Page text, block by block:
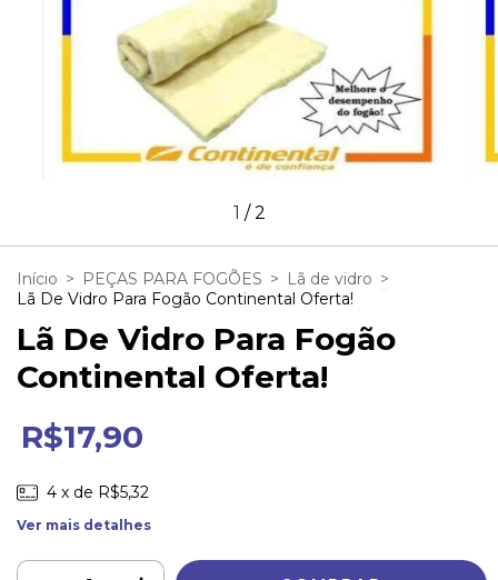
1 /2
Início > PEÇAS PARA FOGÕES > Lã de vidro >
Lã De Vidro Para Fogão Continental Oferta!
Lã De Vidro Para Fogão
Continental Oferta!
R$17,90
4 x de R$5,32
Ver mais detalhes